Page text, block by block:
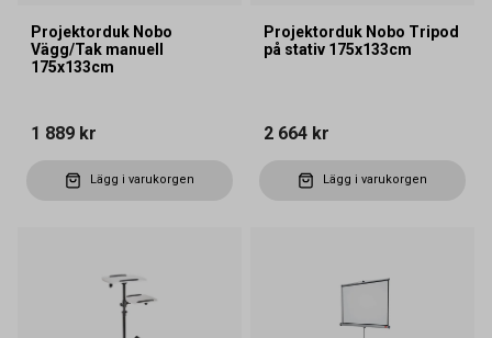
Projektorduk Nobo
Vägg/Tak manuell
175x133cm
1 889 kr
Lägg i varukorgen
Projektorduk Nobo Tripod
på stativ 175x133cm
2 664 kr
Lägg i varukorgen